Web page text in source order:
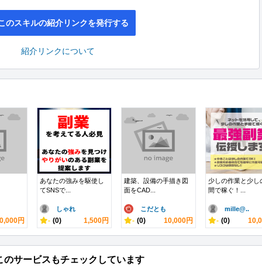
のスキルの紹介リンクを発行する
紹介リンクについて
円
あなたの強みを駆使し
てSNSで...
しゃれ
- (0) 1,500円
建築、設備の手描き図
面をCAD...
こだとも
- (0) 10,000円
少しの作業と少し
間で稼ぐ！...
mille@..
- (0)
サービスもチェックしています